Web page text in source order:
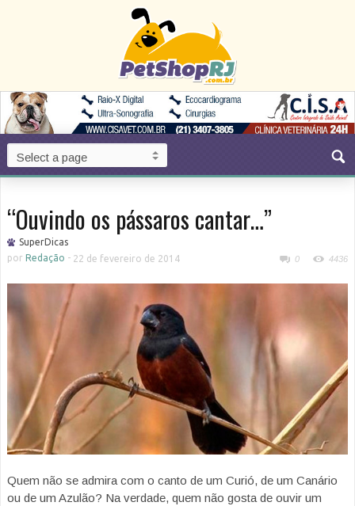
“Ouvindo os pássaros cantar…”
SuperDicas
por Redação - 22 de fevereiro de 2014 0 4436
Quem não se admira com o canto de um Curió, de um Canário
ou de um Azulão? Na verdade, quem não gosta de ouvir um